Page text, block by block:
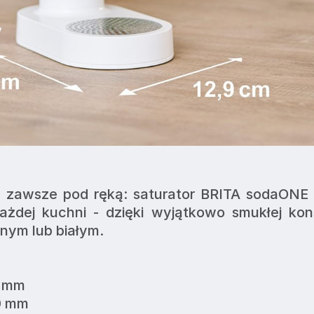
pod ręką: saturator BRITA sodaONE
kuchni - dzięki wyjątkowo smukłej
lub białym.